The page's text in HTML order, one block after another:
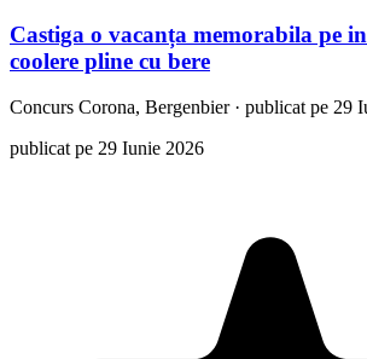
Castiga o vacanța memorabila pe
coolere pline cu bere
Concurs Corona, Bergenbier· publicat pe 29
publicat pe 29 Iunie 2026